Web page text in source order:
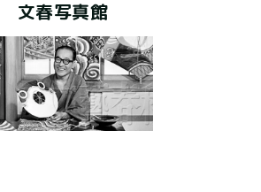
文春写真館